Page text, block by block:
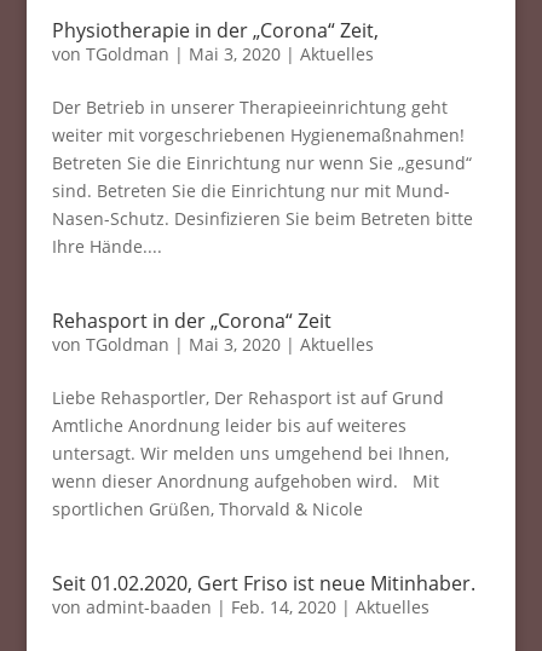
Physiotherapie in der „Corona“ Zeit,
von TGoldman | Mai 3, 2020| Aktuelles
Der Betrieb in unserer Therapieeinrichtung geht
weiter mit vorgeschriebenen Hygienemaßnahmen!
Betreten Sie die Einrichtung nur wenn Sie „gesund“
sind. Betreten Sie die Einrichtung nur mit Mund-
Nasen-Schutz. Desinfizieren Sie beim Betreten bitte
Ihre Hände....
Rehasport in der „Corona“ Zeit
von TGoldman | Mai 3, 2020| Aktuelles
Liebe Rehasportler, Der Rehasport ist auf Grund
Amtliche Anordnung leider bis auf weiteres
untersagt. Wir melden uns umgehend bei Ihnen,
wenn dieser Anordnung aufgehoben wird. Mit
sportlichen Grüßen, Thorvald & Nicole
Seit 01.02.2020, Gert Friso ist neue Mitinhaber.
von admint-baaden | Feb. 14, 2020| Aktuelles